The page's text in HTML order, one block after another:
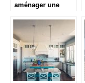
aménager une
dans le salon ?